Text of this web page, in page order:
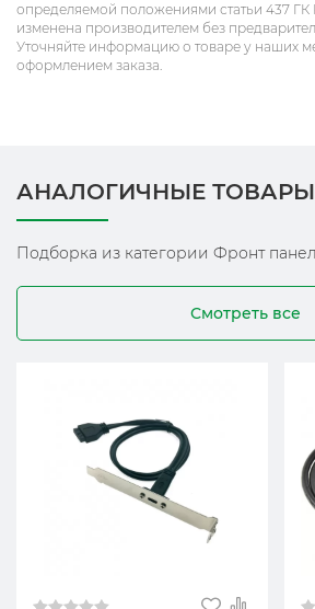
определяемой положениями статьи 437
изменена производителем без
Уточняйте информацию о товаре у наших
оформлением заказа.
АНАЛОГИЧНЫЕ ТОВАРЫ
Подборка из категории Фронт
Смотреть все